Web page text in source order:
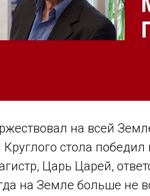
на всей
стола победил
Царь Царей,
на Земле больше не